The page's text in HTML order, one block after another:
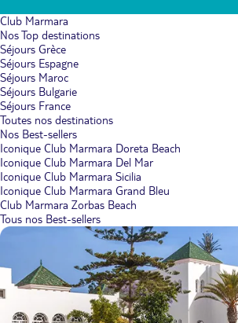
Club Marmara
Nos Top destinations
Séjours Grèce
Séjours Espagne
Séjours Maroc
Séjours Bulgarie
Séjours France
Toutes nos destinations
Nos Best-sellers
Iconique Club Marmara Doreta Beach
Iconique Club Marmara Del Mar
Iconique Club Marmara Sicilia
Iconique Club Marmara Grand Bleu
Club Marmara Zorbas Beach
Tous nos Best-sellers